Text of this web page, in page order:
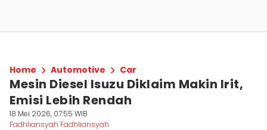
Home Automotive Car
Mesin Diesel Isuzu Diklaim Makin Irit,
Emisi Lebih Rendah
18 Mei 2026, 07:55 WIB
Fadhliansyah Fadhliansyah